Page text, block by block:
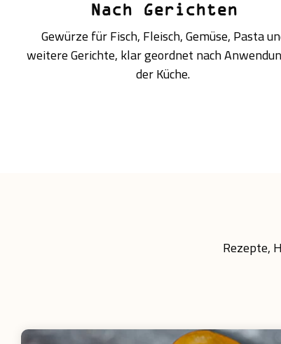
Nach Gerichten
Gewürze für Fisch, Fleisch, Gemüse, Pasta
weitere Gerichte, klar geordnet nach
der Küche.
Rezepte,